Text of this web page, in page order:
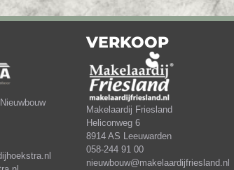
VERKOOP
Makelaardij Friesland
Heliconweg 6
8914 AS Leeuwarden
058-244 91 00
nieuwbouw@makelaardijfriesland.nl